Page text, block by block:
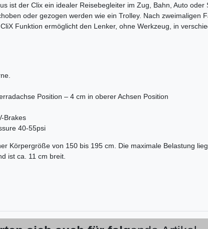
ist der Clix ein idealer Reisebegleiter im Zug, Bahn, Auto oder
oder gezogen werden wie ein Trolley. Nach
Funktion ermöglicht den Lenker, ohne Werkzeug, in
Position – 4 cm in oberer Achsen Position
Brakes
40-55psi
Körpergröße von 150 bis 195 cm. Die maximale Belastung
ist ca. 11 cm breit.